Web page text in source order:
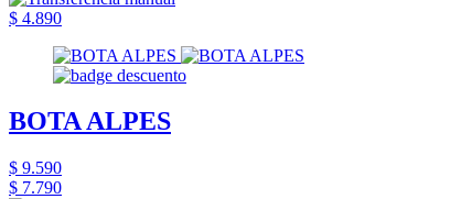
$ 4.890
BOTA ALPES
$ 9.590
$ 7.790